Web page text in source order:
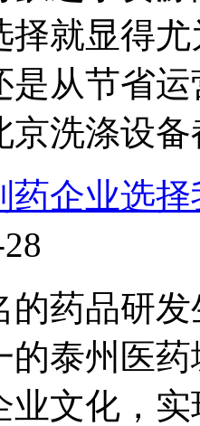
择就显得
是从节省
京洗涤设
药企业选
的药品研
的泰州医
业文化，